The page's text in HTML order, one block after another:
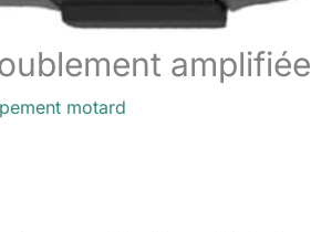
amplifiée
motard